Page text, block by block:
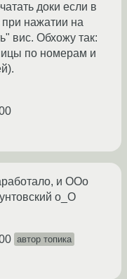
доки если в
нажатии на
вис. Обхожу так:
по номерам и
и ООо
о_О
автор топика